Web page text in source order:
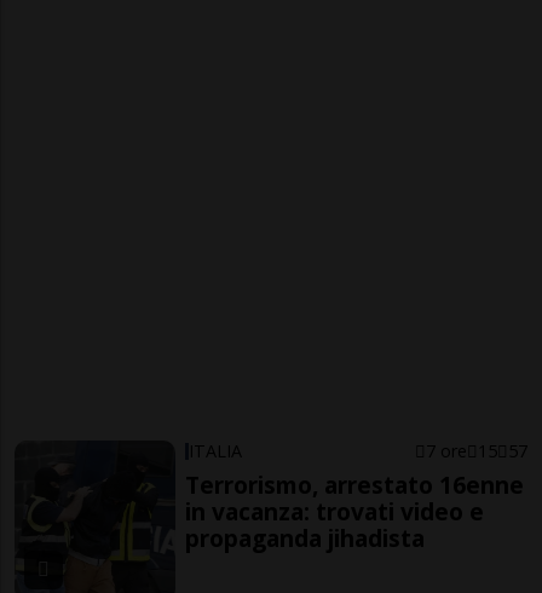
ITALIA 7 ore 15 57
Terrorismo, arrestato 16enne
in vacanza: trovati video e
propaganda jihadista